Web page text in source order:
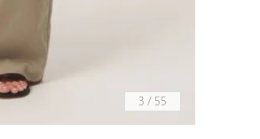
3 / 55